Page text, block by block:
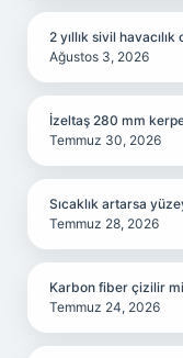
2 yıllık sivil
Ağustos 3, 2026
İzeltaş 280 mm
Temmuz 30, 2026
Sıcaklık artarsa
Temmuz 28, 2026
Karbon fiber çizilir
Temmuz 24, 2026